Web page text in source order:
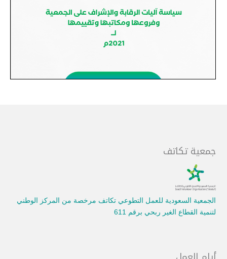
جمعية تكاتف
الجمعية السعودية للعمل التطوعي تكاتف مرخصة من المركز الوطني
لتنمية القطاع الغير ربحي برقم 611